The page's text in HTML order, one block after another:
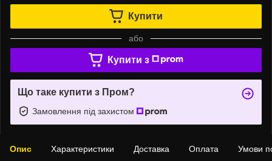
Купити
або
Купити з
Що таке купити з Пром?
Замовлення під захистом
Опис Характеристики Доставка Оплата Умови